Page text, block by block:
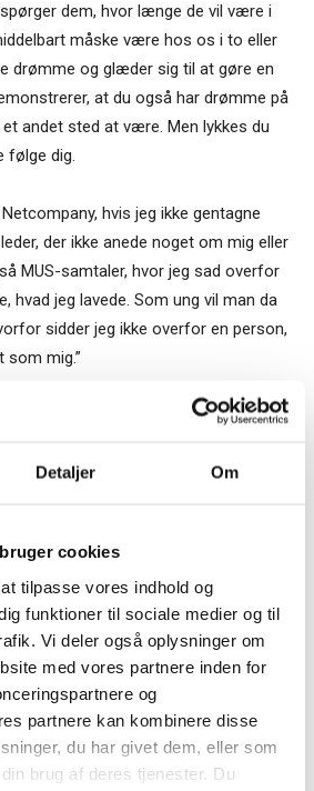
Detaljer Om
cookies
tilpasse vores indhold og
funktioner til sociale medier og til
Vi deler også oplysninger om
med vores partnere inden for
og
partnere kan kombinere disse
du har givet dem, eller som
brug af deres tjenester. Du
dem, hvor længe de vil være i
måske være hos os i to eller
drømme og glæder sig til at gøre en
at du også har drømme på
andet sted at være. Men lykkes du
følge dig.
hvis jeg ikke gentagne
der ikke anede noget om mig eller
MUS-samtaler, hvor jeg sad overfor
hvad jeg lavede. Som ung vil man da
sidder jeg ikke overfor en person,
som mig.”
kun tre år frem
om at starte Netcompany, gav min
det af. ’Er du helt sikker på det,’
fordi jeg var nødt til at bruge
Det i sig selv var en voldsom
tre år frem i mit liv. Jeg tror ikke,
frem. Hvis man ser længere frem,
Jeg tror ikke, at man kan
Selvfølgelig havde vi en tro på,
for, hvordan man kunne arbejde
en rigtig stor del af motivationen var,
dig vores
Ole Borchs bog
dansk bestyrelse”
ugentlige nyhedsbrev samt